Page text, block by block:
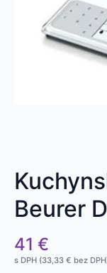
Beurer
41 €
s DPH (33,33 € bez